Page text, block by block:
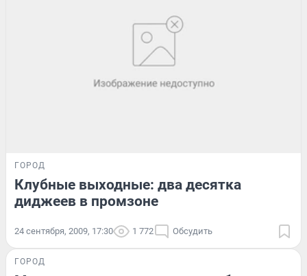
ГОРОД
Клубные выходные: два десятка
диджеев в промзоне
24 сентября, 2009, 17:30 1 772 Обсудить
ГОРОД